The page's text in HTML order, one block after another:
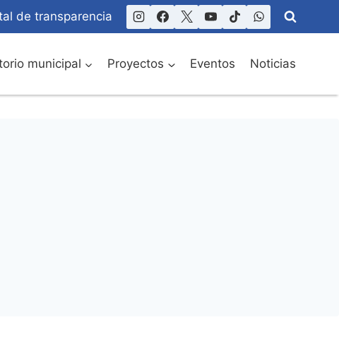
de transparencia
municipal Proyectos Eventos Noticias